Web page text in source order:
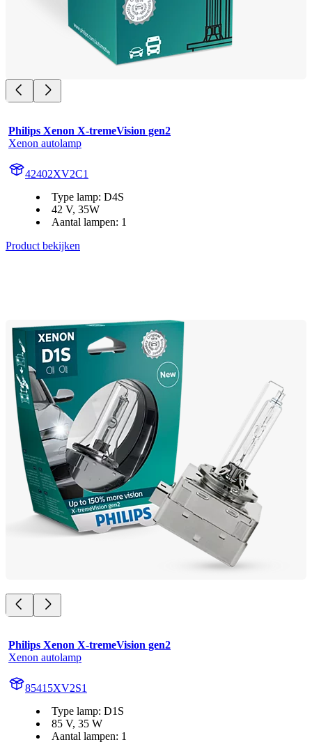
Philips Xenon X-tremeVision gen2
Xenon autolamp
42402XV2C1
Type lamp: D4S
42 V, 35W
Aantal lampen: 1
Product bekijken
Philips Xenon X-tremeVision gen2
Xenon autolamp
85415XV2S1
Type lamp: D1S
85 V, 35 W
Aantal lampen: 1